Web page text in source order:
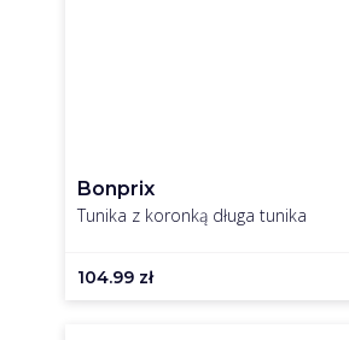
Bonprix
Tunika z koronką długa tunika
104.99 zł